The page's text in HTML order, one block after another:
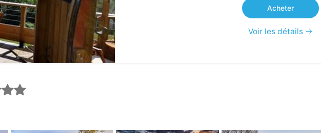
Acheter
Voir les détails